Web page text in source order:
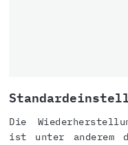
Die
ist unter anderem